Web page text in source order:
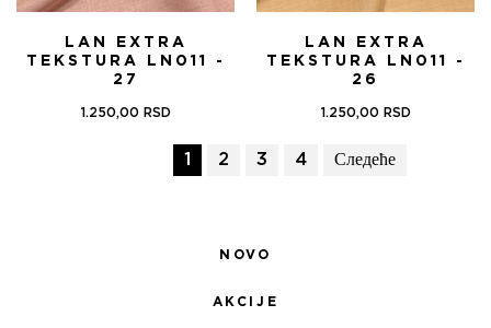
LAN EXTRA
TEKSTURA LN011 -
27
1.250,00 RSD
LAN EXTRA
TEKSTURA LN011 -
26
1.250,00 RSD
1 2 3 4 Следеће
NOVO
AKCIJE